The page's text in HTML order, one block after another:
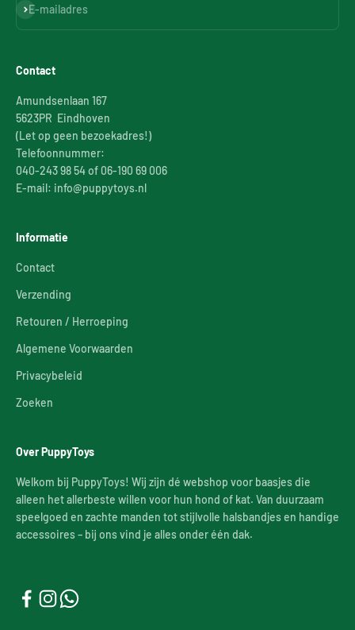
E-mailadres
Abonneren
Contact
Amundsenlaan 167
5623PR Eindhoven
(Let op geen bezoekadres!)
Telefoonnummer:
040-243 98 54 of 06-190 69 006
E-mail: info@puppytoys.nl
Informatie
Contact
Verzending
Retouren / Herroeping
Algemene Voorwaarden
Privacybeleid
Zoeken
Over PuppyToys
Welkom bij PuppyToys! Wij zijn dé webshop voor baasjes die
alleen het allerbeste willen voor hun hond of kat. Van duurzaam
speelgoed en zachte manden tot stijlvolle halsbandjes en handige
accessoires – bij ons vind je alles onder één dak.